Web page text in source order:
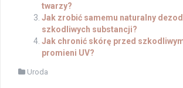
twarzy?
Jak zrobić samemu naturalny
szkodliwych substancji?
Jak chronić skórę przed
promieni UV?
Uroda